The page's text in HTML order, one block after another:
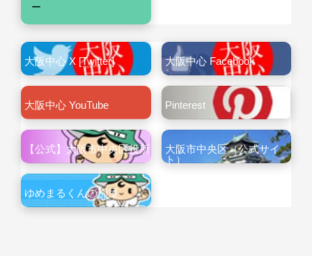
ー
大阪中心 X [Twitter] 大阪中心 Facebook
大阪中心 YouTube Pinterest
【公式】大阪市中央区役所
大阪市中央区（公式サイ
ト）
ゆめまるくんの部屋